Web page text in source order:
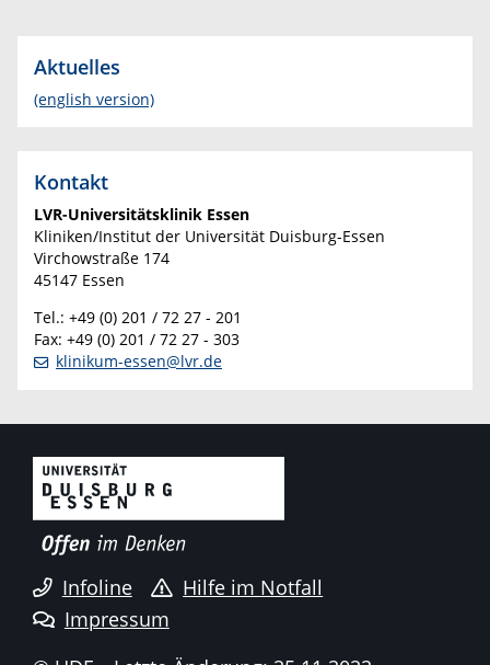
Aktuelles
(english version)
Kontakt
LVR-Universitätsklinik Essen
Kliniken/Institut der Universität Duisburg-Essen
Virchowstraße 174
45147 Essen
Tel.: +49 (0) 201 / 72 27 - 201
Fax: +49 (0) 201 / 72 27 - 303
klinikum-essen@lvr.de
Infoline
Hilfe im Notfall
Impressum